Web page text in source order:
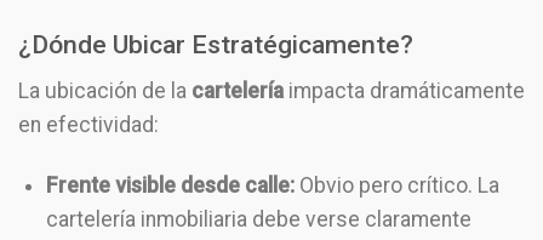
¿Dónde Ubicar Estratégicamente?
La ubicación de la cartelería impacta dramáticamente
en efectividad:
Frente visible desde calle: Obvio pero crítico. La
cartelería inmobiliaria debe verse claramente